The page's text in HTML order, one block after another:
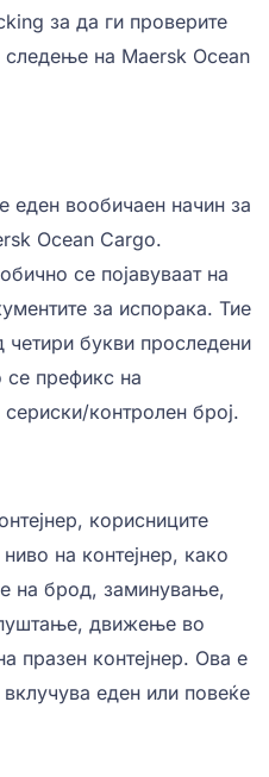
за да ги проверите
на Maersk Ocean
еден вообичаен начин за
Ocean Cargo.
се појавуваат на
за испорака. Тие
четири букви проследени
префикс на
контролен број.
корисниците
на контејнер, како
на брод, заминување,
движење во
празен контејнер. Ова е
еден или повеќе